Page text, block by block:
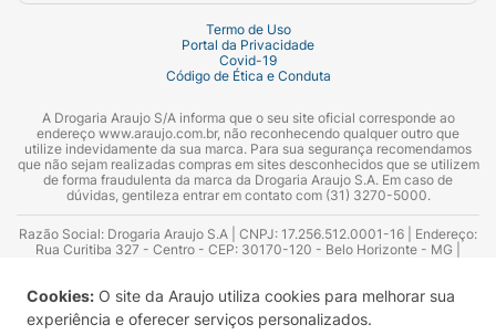
Cookies: O site da Araujo utiliza cookies para melhorar sua
experiência e oferecer serviços personalizados.
Termo de Uso
Portal da Privacidade
Covid-19
Código de Ética e Conduta
A Drogaria Araujo S/A informa que o seu site oficial corresponde ao
endereço www.araujo.com.br, não reconhecendo qualquer outro que
utilize indevidamente da sua marca. Para sua segurança recomendamos
que não sejam realizadas compras em sites desconhecidos que se utilizem
de forma fraudulenta da marca da Drogaria Araujo S.A. Em caso de
dúvidas, gentileza entrar em contato com (31) 3270-5000.
Razão Social: Drogaria Araujo S.A | CNPJ: 17.256.512.0001-16 | Endereço:
Rua Curitiba 327 - Centro - CEP: 30170-120 - Belo Horizonte - MG |
Azevedo Guimarães – CRF 10.965 | Yasmin Silva Alvarenga – CRF 52.584 -
Consultor substituto: Thiago Aguiar Pinheiro - CRF Nº 13.748. Alvará
Sanitário: 2025020713 | Autorização de Funcionamento da Empresa (AFE):